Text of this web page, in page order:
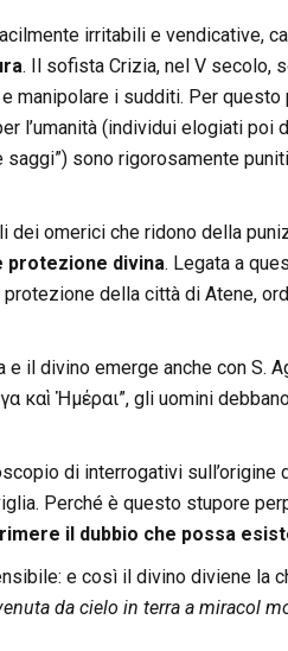
irritabili e vendicative,
. Il sofista Crizia, nel V secolo,
manipolare i sudditi. Per
l’umanità (individui elogiati poi
saggi”) sono rigorosamente
dei omerici che ridono della
protezione divina. Legata a
protezione della città di Atene,
il divino emerge anche con S.
καὶ Ἡμέραι”, gli uomini
di interrogativi
Perché è questo stupore
il dubbio che possa
e così il divino diviene la
da cielo in terra a miracol